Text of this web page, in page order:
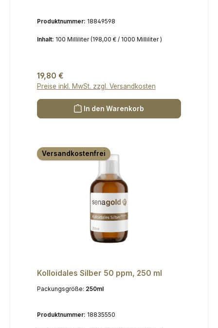
Produktnummer: 18849598
Inhalt: 100 Milliliter(198,00 € / 1000 Milliliter )
Regulärer Preis:
19,80 €
Preise inkl. MwSt. zzgl. Versandkosten
In den Warenkorb
Versandkostenfrei
Kolloidales Silber 50 ppm, 250 ml
Packungsgröße: 250ml
Produktnummer: 18835550